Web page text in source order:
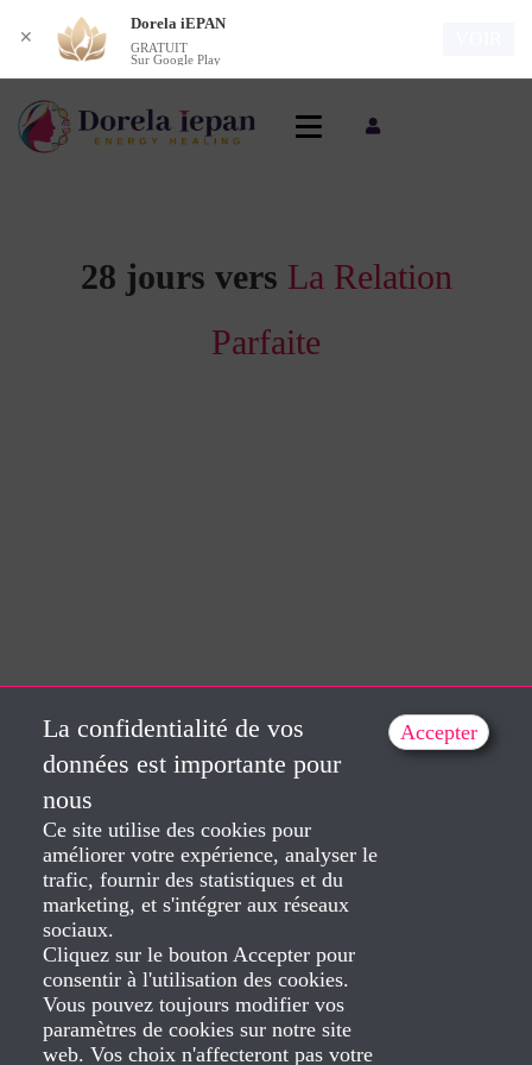
28 jours vers La Relation
Parfaite
✕
Dorela iEPAN
GRATUIT
Sur Google Play
La confidentialité de vos
données est importante pour
nous
Ce site utilise des cookies pour
améliorer votre expérience, analyser le
trafic, fournir des statistiques et du
marketing, et s'intégrer aux réseaux
sociaux.
Cliquez sur le bouton Accepter pour
consentir à l'utilisation des cookies.
Vous pouvez toujours modifier vos
paramètres de cookies sur notre site
web. Vos choix n'affecteront pas votre
Accepter